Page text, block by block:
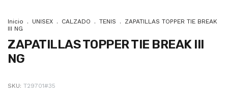
Inicio . UNISEX . CALZADO . TENIS .
ZAPATILLAS TOPPER TIE BREAK
III NG
ZAPATILLAS TOPPER TIE BREAK III
NG
SKU: T29701#35